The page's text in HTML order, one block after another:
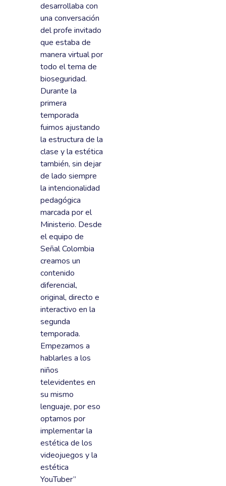
desarrollaba con
una conversación
del profe invitado
que estaba de
manera virtual por
todo el tema de
bioseguridad.
Durante la
primera
temporada
fuimos ajustando
la estructura de la
clase y la estética
también, sin dejar
de lado siempre
la intencionalidad
pedagógica
marcada por el
Ministerio. Desde
el equipo de
Señal Colombia
creamos un
contenido
diferencial,
original, directo e
interactivo en la
segunda
temporada.
Empezamos a
hablarles a los
niños
televidentes en
su mismo
lenguaje, por eso
optamos por
implementar la
estética de los
videojuegos y la
estética
YouTuber”